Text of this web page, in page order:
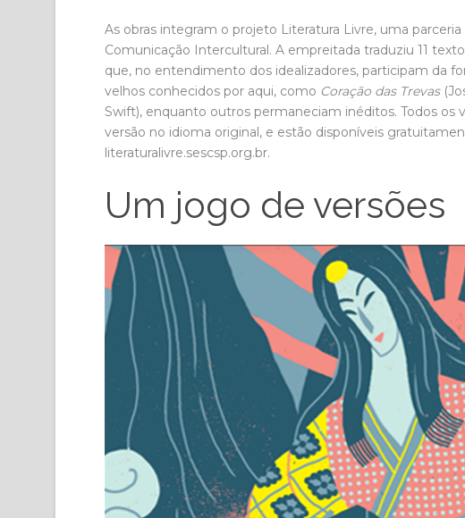
As obras integram o projeto Literatura Livre, uma
Comunicação Intercultural. A empreitada traduziu 11
que, no entendimento dos idealizadores, participam da
velhos conhecidos por aqui, como Coração das Trevas
Swift), enquanto outros permaneciam inéditos. Todos os
versão no idioma original, e estão disponíveis
literaturalivre.sescsp.org.br.
Um jogo de versões